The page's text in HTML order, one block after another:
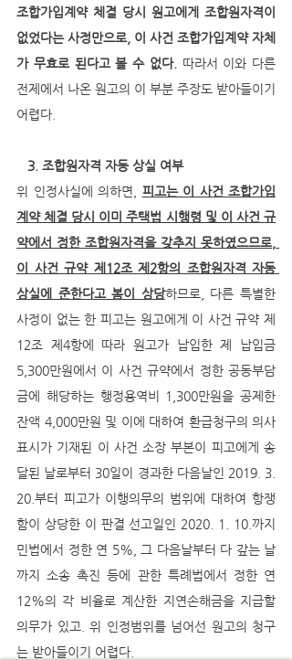
조합가입계약 체결 당시 원고에게 조합원자격이
없었다는 사정만으로, 이 사건 조합가입계약 자체
가 무효로 된다고 볼 수 없다.
따라서 이와 다른
전제에서 나온 원고의 이 부분 주장도 받아들이기
어렵다.
3. 조합원자격 자동 상실 여부
위 인정사실에 의하면, 피고는 이 사건 조합가입
계약 체결 당시 이미 주택법 시행령 및 이 사건 규
약에서 정한 조합원자격을 갖추지 못하였으므로,
이 사건 규약 제12조 제2항의 조합원자격 자동
상실에 준한다고 봄이 상당하므로, 다른 특별한
사정이 없는 한 피고는 원고에게 이 사건 규약 제
12조 제4항에 따라 원고가 납입한 제 납입금
5,300만원에서 이 사건 규약에서 정한 공동부담
금에 해당하는 행정용역비 1,300만원을 공제한
잔액 4,000만원 및 이에 대하여 환급청구의 의사
표시가 기재된 이 사건 소장 부본이 피고에게 송
달된 날로부터 30일이 경과한 다음날인 2019. 3.
20.부터 피고가 이행의무의 범위에 대하여 항쟁
함이 상당한 이 판결 선고일인 2020. 1. 10.까지
민법에서 정한 연 5%, 그 다음날부터 다 갚는 날
까지 소송 촉진 등에 관한 특례법에서 정한 연
12%의 각 비율로 계산한 지연손해금을 지급할
의무가 있고. 위 인정범위를 넘어선 원고의 청구
는 받아들이기 어렵다.